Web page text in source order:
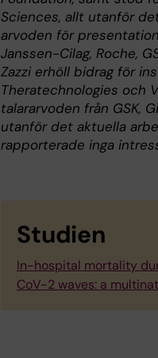
Sciences, allt utanför
arvoden för
Janssen-Cilag, Roche,
Zazzi erhöll bidrag för
Theratechnologies och
talararvoden från GSK,
utanför det aktuella
rapporterade inga
Studien
In-hospital mortality
CoV-2 waves: a